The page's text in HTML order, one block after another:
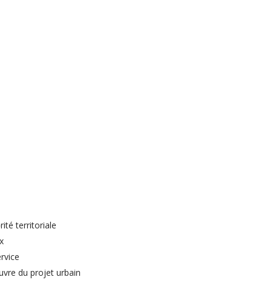
territoriale
du projet urbain